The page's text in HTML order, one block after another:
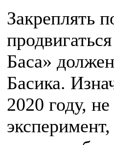
Закреплять
Баса»
Басика.
2020 году,